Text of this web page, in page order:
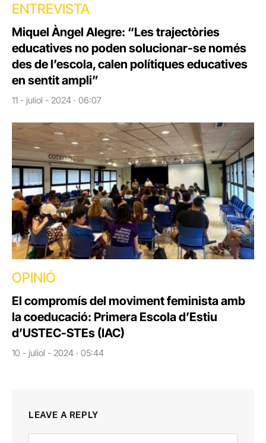
ENTREVISTA
Miquel Àngel Alegre: “Les trajectòries
educatives no poden solucionar-se només
des de l’escola, calen polítiques educatives
en sentit ampli”
11 - juliol - 2024 · 06:07
OPINIÓ
El compromís del moviment feminista amb
la coeducació: Primera Escola d’Estiu
d’USTEC-STEs (IAC)
10 - juliol - 2024 · 05:44
LEAVE A REPLY